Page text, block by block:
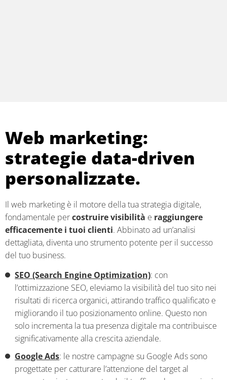
Web marketing:
strategie data-driven
personalizzate.
Il web marketing è il motore della tua strategia digitale,
fondamentale percostruire visibilità e raggiungere
efficacemente i tuoi clienti. Abbinato ad un’analisi
dettagliata, diventa uno strumento potente per il successo
del tuo business.
SEO (Search Engine Optimization): con
l’ottimizzazione SEO, eleviamo la visibilità del tuo sito nei
risultati di ricerca organici, attirando traffico qualificato e
migliorando il tuo posizionamento online. Questo non
solo incrementa la tua presenza digitale ma contribuisce
significativamente alla crescita aziendale.
Google Ads: le nostre campagne su Google Ads sono
progettate per catturare l’attenzione del target al